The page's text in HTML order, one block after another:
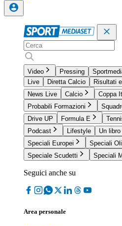
Video Pressing
Live
Diretta Calcio
Risultati
News Live
Calcio Coppa
Probabili Formazioni
Drive UP
Formula E
Podcast
Lifestyle
Un
Speciali Europei
Speciali
Speciale Scudetti
Speciali
Seguici anche su
Area personale